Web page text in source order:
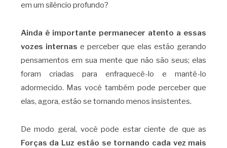
em um silêncio profundo?
Ainda é importante permanecer atento a essas
vozes internas e perceber que elas estão gerando
pensamentos em sua mente que não são seus; elas
foram criadas para enfraquecê-lo e mantê-lo
adormecido. Mas você também pode perceber que
elas, agora, estão se tornando menos insistentes.
De modo geral, você pode estar ciente de que as
Forças da Luz estão se tornando cada vez mais